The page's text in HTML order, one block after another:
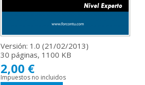
Versión: 1.0 (21/02/2013)
30 páginas, 1100 KB
2,00 €
Impuestos no incluidos